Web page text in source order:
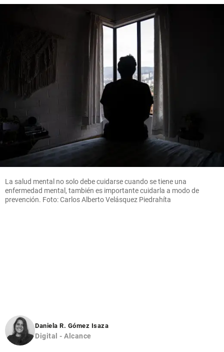
La salud mental no solo debe cuidarse cuando se tiene una
enfermedad mental, también es importante cuidarla a modo de
prevención. Foto: Carlos Alberto Velásquez Piedrahíta
Daniela R. Gómez Isaza
Digital - Alcance